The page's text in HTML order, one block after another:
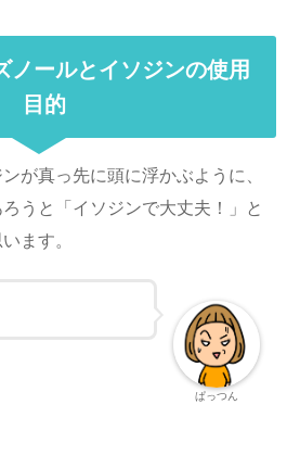
ノールとイソジンの使用
目的
が真っ先に頭に浮かぶように、
うと「イソジンで大丈夫！」と
ます。
ぱっつん